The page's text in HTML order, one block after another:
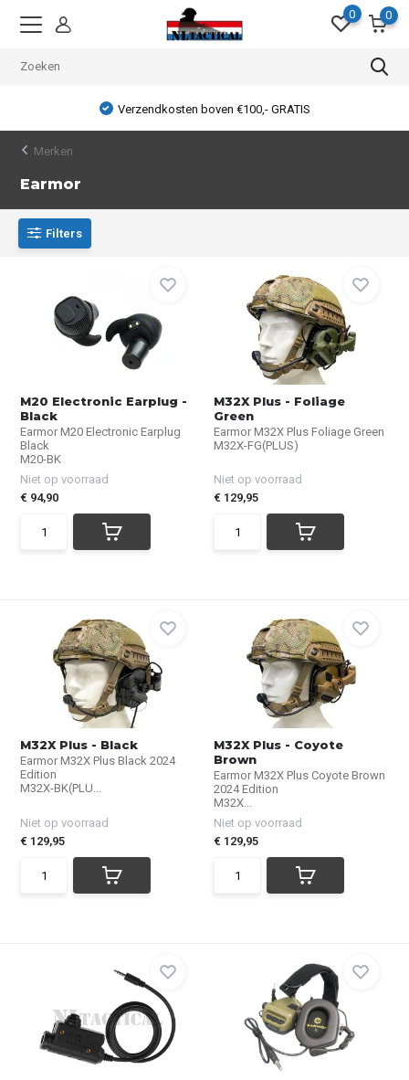
0 0
Verzendkosten boven €100,- GRATIS
Merken
Earmor
Filters
M20 Electronic Earplug -
Black
Earmor M20 Electronic Earplug
Black
M20-BK
Niet op voorraad
€ 94,90
M32X Plus - Foliage
Green
Earmor M32X Plus Foliage Green
M32X-FG(PLUS)
Niet op voorraad
€ 129,95
M32X Plus - Black
Earmor M32X Plus Black 2024
Edition
M32X-BK(PLU...
Niet op voorraad
€ 129,95
M32X Plus - Coyote
Brown
Earmor M32X Plus Coyote Brown
2024 Edition
M32X...
Niet op voorraad
€ 129,95